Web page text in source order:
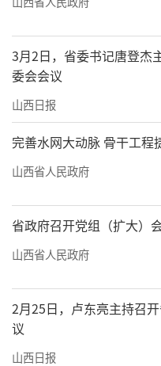
3月2日，省委书记唐登杰
委会会议
山西日报
完善水网大动脉 骨干工程
山西省人民政府
省政府召开党组（扩大）
山西省人民政府
2月25日，卢东亮主持召
议
山西日报